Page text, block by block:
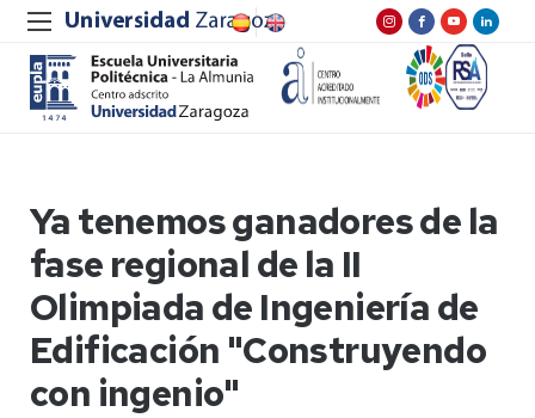
Ya tenemos ganadores de la
fase regional de la II
Olimpiada de Ingeniería de
Edificación "Construyendo
con ingenio"